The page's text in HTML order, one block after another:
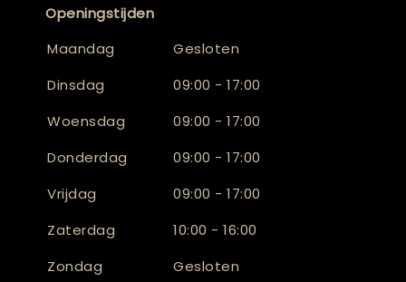
Openingstijden
Maandag
Gesloten
Dinsdag
09:00 - 17:00
Woensdag
09:00 - 17:00
Donderdag
09:00 - 17:00
Vrijdag
09:00 - 17:00
Zaterdag
10:00 - 16:00
Zondag
Gesloten